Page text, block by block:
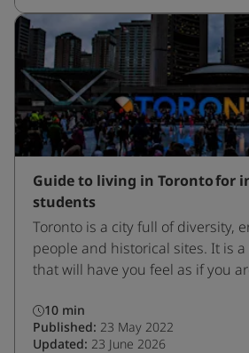
Guide to living in Toronto for
students
Toronto is a city full of diversity,
people and historical sites. It is
that will have you feel as if you
10 min
Published: 23 May 2022
Updated: 23 June 2026